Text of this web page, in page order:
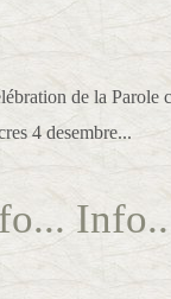
de la Parole
4 desembre...